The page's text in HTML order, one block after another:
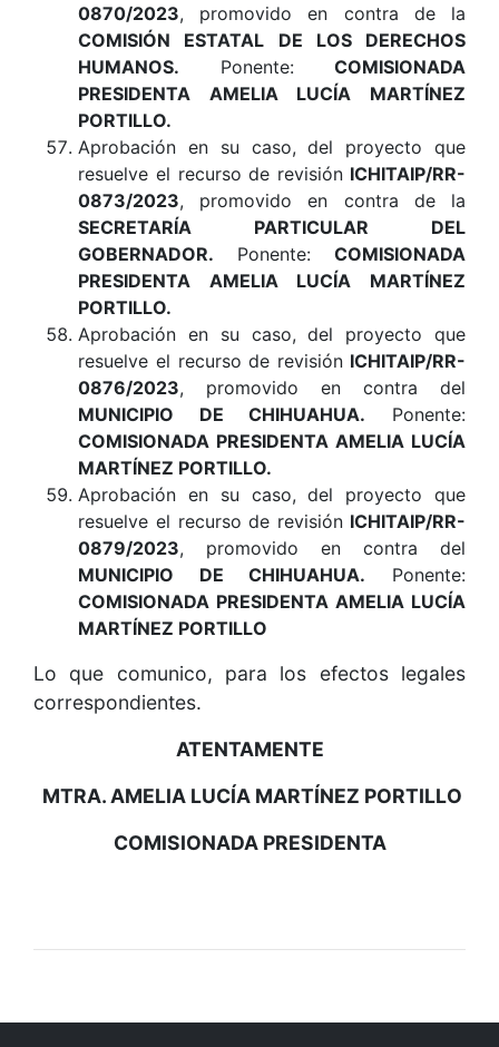
0870/2023, promovido en contra de la
COMISIÓN ESTATAL DE LOS DERECHOS
HUMANOS. Ponente: COMISIONADA
PRESIDENTA AMELIA LUCÍA MARTÍNEZ
PORTILLO.
Aprobación en su caso, del proyecto que
resuelve el recurso de revisión ICHITAIP/RR-
0873/2023, promovido en contra de la
SECRETARÍA PARTICULAR DEL
GOBERNADOR. Ponente: COMISIONADA
PRESIDENTA AMELIA LUCÍA MARTÍNEZ
PORTILLO.
Aprobación en su caso, del proyecto que
resuelve el recurso de revisión ICHITAIP/RR-
0876/2023, promovido en contra del
MUNICIPIO DE CHIHUAHUA. Ponente:
COMISIONADA PRESIDENTA AMELIA LUCÍA
MARTÍNEZ PORTILLO.
Aprobación en su caso, del proyecto que
resuelve el recurso de revisión ICHITAIP/RR-
0879/2023, promovido en contra del
MUNICIPIO DE CHIHUAHUA. Ponente:
COMISIONADA PRESIDENTA AMELIA LUCÍA
MARTÍNEZ PORTILLO
Lo que comunico, para los efectos legales
correspondientes.
ATENTAMENTE
MTRA. AMELIA LUCÍA MARTÍNEZ PORTILLO
COMISIONADA PRESIDENTA